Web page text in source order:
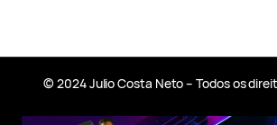
© 2024 Julio Costa Neto – Todos os